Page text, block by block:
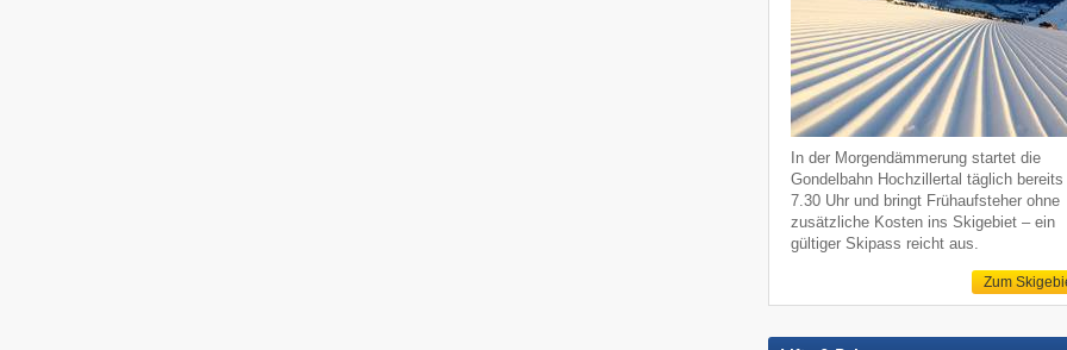
In der Morgendämmerung startet die
Gondelbahn Hochzillertal täglich
7.30 Uhr und bringt Frühaufsteher ohne
zusätzliche Kosten ins Skigebiet – ein
gültiger Skipass reicht aus.
Zum